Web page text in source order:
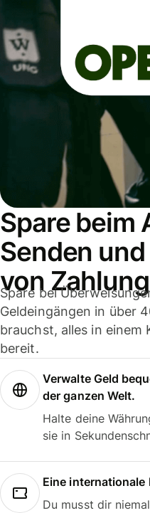
Spare beim
Senden
von
Spare bei
Geldeingängen in über
brauchst, alles in einem
bereit.
Verwalte Geld
der ganzen Welt.
Halte deine
sie in
Eine internationale
Du musst dir